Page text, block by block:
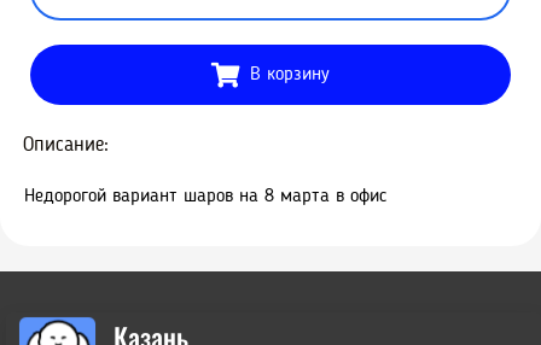
В корзину
Описание:
Недорогой вариант шаров на 8 марта в офис
Казань